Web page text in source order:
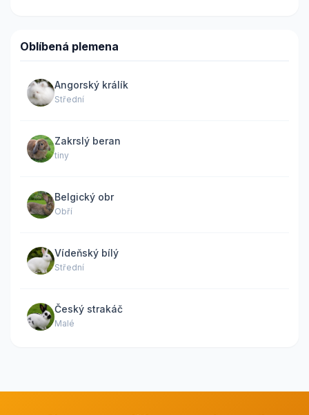
Oblíbená plemena
Angorský králík
Střední
Zakrslý beran
tiny
Belgický obr
Obří
Vídeňský bílý
Střední
Český strakáč
Malé